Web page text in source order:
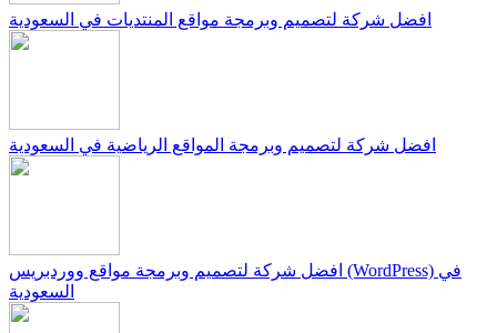
افضل شركة لتصميم وبرمجة مواقع المنتديات في السعودية
افضل شركة لتصميم وبرمجة المواقع الرياضية في السعودية
افضل شركة لتصميم وبرمجة مواقع ووردبريس (WordPress) في
السعودية